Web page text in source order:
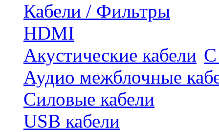
Кабели / Фильтры
HDMI
Акустические кабели С
Аудио межблочные
Силовые кабели
USB кабели